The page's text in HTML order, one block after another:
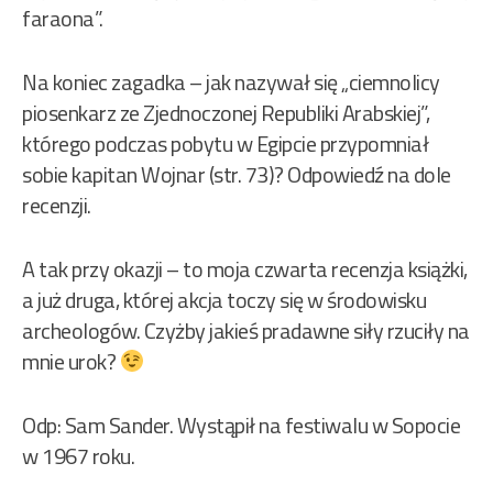
faraona”.
Na koniec zagadka – jak nazywał się „ciemnolicy
piosenkarz ze Zjednoczonej Republiki Arabskiej”,
którego podczas pobytu w Egipcie przypomniał
sobie kapitan Wojnar (str. 73)? Odpowiedź na dole
recenzji.
A tak przy okazji – to moja czwarta recenzja książki,
a już druga, której akcja toczy się w środowisku
archeologów. Czyżby jakieś pradawne siły rzuciły na
mnie urok?
Odp: Sam Sander. Wystąpił na festiwalu w Sopocie
w 1967 roku.